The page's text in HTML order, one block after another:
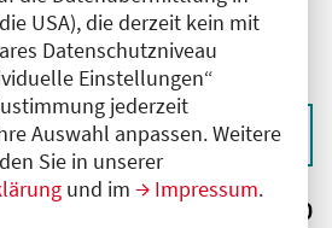
USA), die derzeit kein mit
Datenschutzniveau
Einstellungen“
jederzeit
Auswahl anpassen. Weitere
Sie in unserer
und im Impressum.
und Suchergebnisse neu laden
Ergebnisse: 0